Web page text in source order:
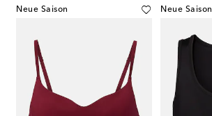
Neue Saison Neue Saison